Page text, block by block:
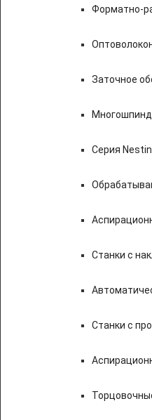
Форматно-
Заточное
Серия
Станки с
Станки с